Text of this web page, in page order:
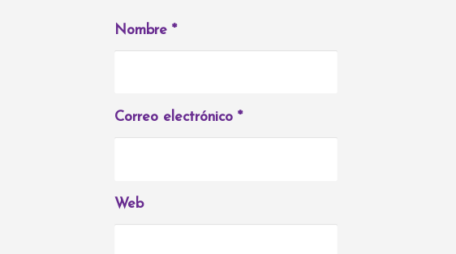
Nombre *
Correo electrónico *
Web